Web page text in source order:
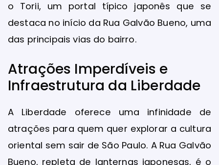
o Torii, um portal típico japonês que se
destaca no início da Rua Galvão Bueno, uma
das principais vias do bairro.
Atrações Imperdíveis e
Infraestrutura da Liberdade
A Liberdade oferece uma infinidade de
atrações para quem quer explorar a cultura
oriental sem sair de São Paulo. A Rua Galvão
Bueno, repleta de lanternas japonesas, é o